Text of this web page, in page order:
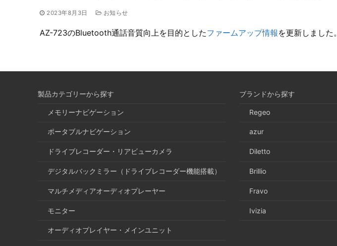
2023年8月3日 お知らせ
AZ-723のBluetooth通話音質向上を目的としたファームアップ情報 を更新しました。
製品カテゴリーから探す
メモリーナビゲーション
ポータブルナビゲーション
ドライブレコーダー・リアビューカメラ
デジタルバックミラー（ドライブレコーダー機能搭載）
マルチメディアオーディオプレーヤー
モニター
オーディオプレイヤー・メインユニット
ブランドから探す
Regeo
azur
Diletto
Brillio
Fravo
Ivizia